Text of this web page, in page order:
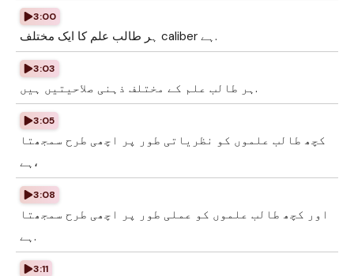
3:00
ہر طالب علم کا ایک مختلف caliber ہے.
3:03
ہر طالب علم کے مختلف ذہنی صلاحیتیں ہیں.
3:05
کچھ طالب علموں کو نظریاتی طور پر اچھی طرح سمجھتا
ہے،
3:08
اور کچھ طالب علموں کو عملی طور پر اچھی طرح سمجھتا
ہے.
3:11